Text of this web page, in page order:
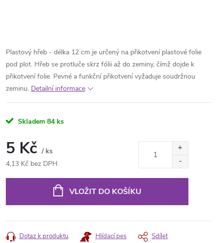
Plastový hřeb - délka 12 cm je určený na přikotvení plastové folie
pod plot. Hřeb se protluče skrz fólii až do zeminy, čímž dojde k
přikotvení folie. Pevné a funkční přikotvení vyžaduje soudržnou
zeminu. Detailní informace
Skladem 84 ks
5 Kč / ks
4,13 Kč bez DPH
VLOŽIT DO KOŠÍKU
Dotaz k produktu Hlídací pes Sdílet